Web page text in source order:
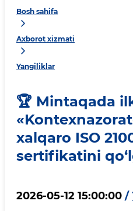
Bosh sahifa
Axborot xizmati
Yangiliklar
🏆 Mintaqada
xalqaro ISO
sertifikatini
2026-05-12 15:00:00 /